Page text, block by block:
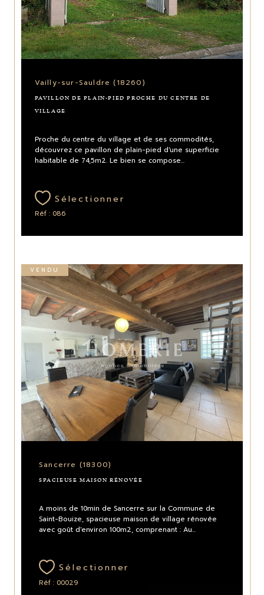
Vailly-sur-Sauldre (18260)
PAVILLON DE PLAIN-PIED PROCHE DU CENTRE DE
VILLAGE
Proche du centre du village et de ses commodités,
découvrez ce pavillon de plain-pied d'une superficie
habitable de 74,5m2. Le bien se compose...
Sélectionner
Réf : 086
Sancerre (18300)
SPACIEUSE MAISON RÉNOVÉE
A moins de 10min de Sancerre sur la Commune de
Saint-Bouize, spacieuse maison de village rénovée
avec goût d'environ 100m2, comprenant : Au...
Sélectionner
Réf : 00029
VENDU